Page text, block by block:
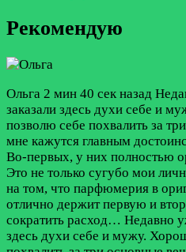
Рекомендую
Ольга 2 мин 40 сек назад
заказали здесь духи себе и
позволю себе похвалить за
мне кажутся главным
Во-первых, у них полностью
Это не только сугубо мои
на том, что парфюмерия в
отлично держит первую и
сократить расход… Недавно
здесь духи себе и мужу.